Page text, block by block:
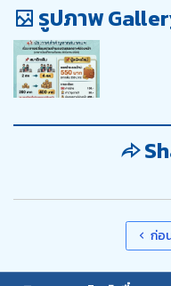
รูปภาพ
ก่อ